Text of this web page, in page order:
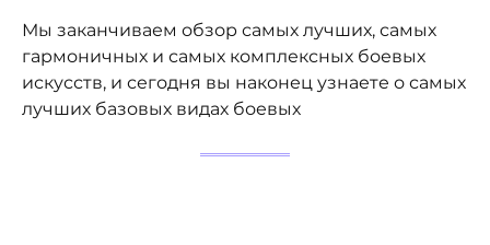
Мы заканчиваем обзор самых лучших, самых
гармоничных и самых комплексных боевых
искусств, и сегодня вы наконец узнаете о самых
лучших базовых видах боевых